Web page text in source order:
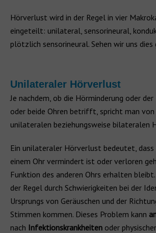
Hörverlust wird in der Regel in vier
eingeteilt: unilateral, sensorineural,
plötzlich sensorineural. Sehen wir uns dies
Unilateraler Hörverlust
Je nachdem, ob die Hörminderung oder
oder beide Ohren betrifft, spricht man von
unilateralen beziehungsweise bilateralen
Ein unilateraler Hörverlust bedeutet, dass
einem Ohr vermindert ist oder verloren
Funktion des anderen Ohrs erhalten
der Regel durch Schwierigkeiten bei der
Ursprungs von Geräuschen und der
Stimmen kommen. Dieses Problem kann
nach Infektionskrankheiten oder